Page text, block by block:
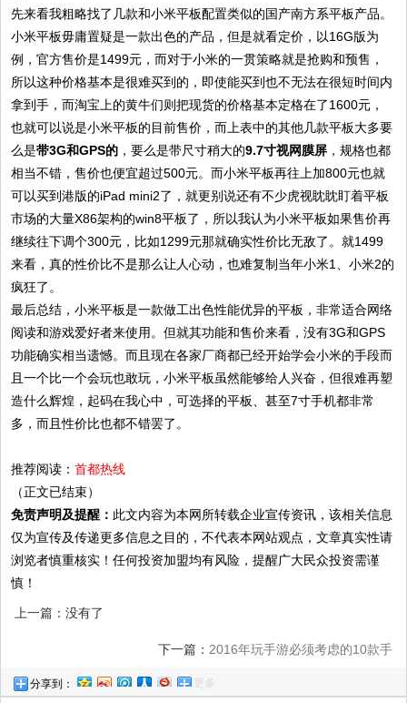
先来看我粗略找了几款和小米平板配置类似的国产南方系平板产品。
小米平板毋庸置疑是一款出色的产品，但是就看定价，以16G版为
例，官方售价是1499元，而对于小米的一贯策略就是抢购和预售，
所以这种价格基本是很难买到的，即使能买到也不无法在很短时间内
拿到手，而淘宝上的黄牛们则把现货的价格基本定格在了1600元，
也就可以说是小米平板的目前售价，而上表中的其他几款平板大多要
么是带3G和GPS的 ，要么是带尺寸稍大的9.7寸视网膜屏 ，规格也都
相当不错，售价也便宜超过500元。而小米平板再往上加800元也就
可以买到港版的iPad mini2了，就更别说还有不少虎视眈眈盯着平板
市场的大量X86架构的win8平板了，所以我认为小米平板如果售价再
继续往下调个300元，比如1299元那就确实性价比无敌了。就1499
来看，真的性价比不是那么让人心动，也难复制当年小米1、小米2的
疯狂了。
最后总结，小米平板是一款做工出色性能优异的平板，非常适合网络
阅读和游戏爱好者来使用。但就其功能和售价来看，没有3G和GPS
功能确实相当遗憾。而且现在各家厂商都已经开始学会小米的手段而
且一个比一个会玩也敢玩，小米平板虽然能够给人兴奋，但很难再塑
造什么辉煌，起码在我心中，可选择的平板、甚至7寸手机都非常
多，而且性价比也都不错罢了。
推荐阅读：首都热线
（正文已结束）
免责声明及提醒： 此文内容为本网所转载企业宣传资讯，该相关信息
仅为宣传及传递更多信息之目的，不代表本网站观点，文章真实性请
浏览者慎重核实！任何投资加盟均有风险，提醒广大民众投资需谨
慎！
上一篇：没有了
下一篇： 2016年玩手游必须考虑的10款手
分享到： 更多